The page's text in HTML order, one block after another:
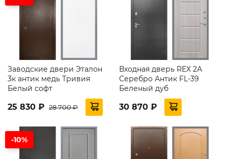
Заводские двери Эталон
3к антик медь Тривия
Белый софт
25 830 ₽ 28 700 ₽
Входная дверь REX 2А
Серебро Антик FL-39
Беленый дуб
30 870 ₽
-10%